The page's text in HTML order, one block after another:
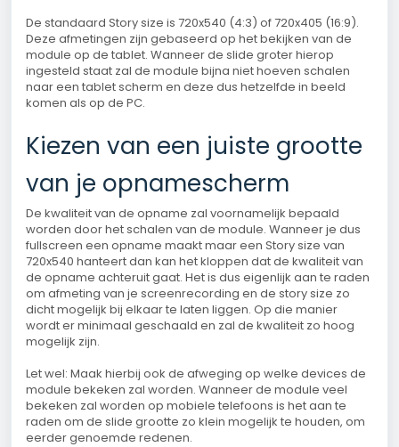
De standaard Story size is 720x540 (4:3) of 720x405 (16:9).
Deze afmetingen zijn gebaseerd op het bekijken van de
module op de tablet. Wanneer de slide groter hierop
ingesteld staat zal de module bijna niet hoeven schalen
naar een tablet scherm en deze dus hetzelfde in beeld
komen als op de PC.
Kiezen van een juiste grootte
van je opnamescherm
De kwaliteit van de opname zal voornamelijk bepaald
worden door het schalen van de module. Wanneer je dus
fullscreen een opname maakt maar een Story size van
720x540 hanteert dan kan het kloppen dat de kwaliteit van
de opname achteruit gaat. Het is dus eigenlijk aan te raden
om afmeting van je screenrecording en de story size zo
dicht mogelijk bij elkaar te laten liggen. Op die manier
wordt er minimaal geschaald en zal de kwaliteit zo hoog
mogelijk zijn.
Let wel: Maak hierbij ook de afweging op welke devices de
module bekeken zal worden. Wanneer de module veel
bekeken zal worden op mobiele telefoons is het aan te
raden om de slide grootte zo klein mogelijk te houden, om
eerder genoemde redenen.